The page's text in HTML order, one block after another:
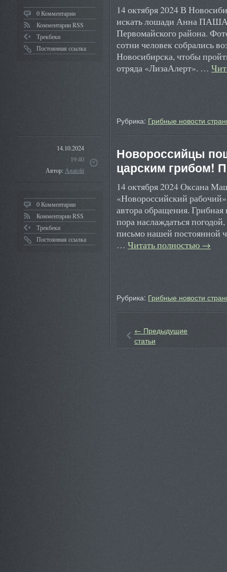
0 Комментарии
Комментарии RSS
Трекбеки
Постоянная ссылка
14 октября 2024 В
искать лошади Анна
Первомайского района.
сотни человек собрались
Новосибирска, чтобы
отряда «ЛизаАлерт». …
Рубрика: Грибные новости
14.10.2024
19:40
Автор:Anatolii
0 Комментарии
Комментарии RSS
Трекбеки
Постоянная ссылка
Новороссийцы
царским грибом!
14 октября 2024 Оксана
«Новороссийский
автора обращения.
пора наслаждаться
письмо нашей постоянной
… Читать полностью →
Рубрика: Грибные новости
← Предыдущие
статьи